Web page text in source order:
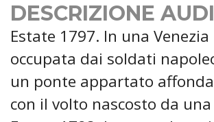
DESCRIZIONE
Estate 1797. In una
occupata dai soldati
un ponte appartato
con il volto nascosto da